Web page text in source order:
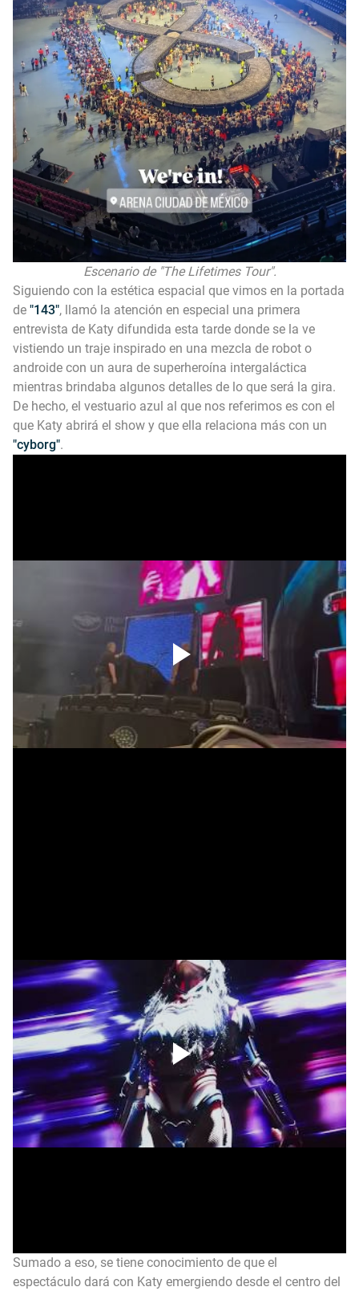
Escenario de "The Lifetimes Tour".
Siguiendo con la estética espacial que vimos en la portada
de "143", llamó la atención en especial una primera
entrevista de Katy difundida esta tarde donde se la ve
vistiendo un traje inspirado en una mezcla de robot o
androide con un aura de superheroína intergaláctica
mientras brindaba algunos detalles de lo que será la gira.
De hecho, el vestuario azul al que nos referimos es con el
que Katy abrirá el show y que ella relaciona más con un
"cyborg".
Sumado a eso, se tiene conocimiento de que el
espectáculo dará con Katy emergiendo desde el centro del